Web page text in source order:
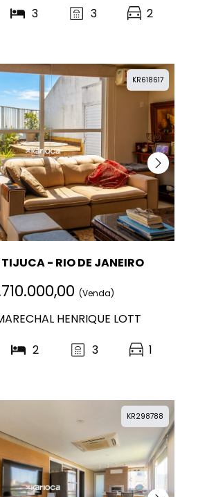
3 3 2
KR618617
- RIO DE JANEIRO
(Venda)
HENRIQUE LOTT
2 3 1
KR298788